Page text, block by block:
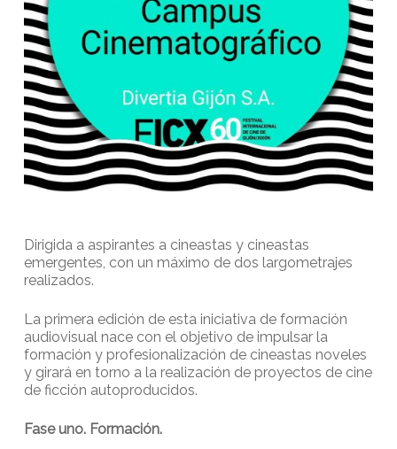
Dirigida a aspirantes a cineastas y cineastas
emergentes, con un máximo de dos largometrajes
realizados.
La primera edición de esta iniciativa de formación
audiovisual nace con el objetivo de impulsar la
formación y profesionalización de cineastas noveles
y girará en torno a la realización de proyectos de cine
de ficción autoproducidos.
Fase uno. Formación.